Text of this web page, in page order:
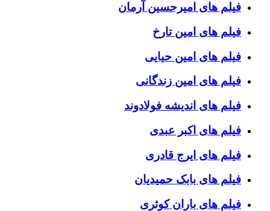
فیلم های امیرحسین آرمان
فیلم های امین تارخ
فیلم های امین حیایی
فیلم های امین زندگانی
فیلم های اندیشه فولادوند
فیلم های اکبر عبدی
فیلم های ایرج قادری
فیلم های بابک حمیدیان
فیلم های باران کوثری